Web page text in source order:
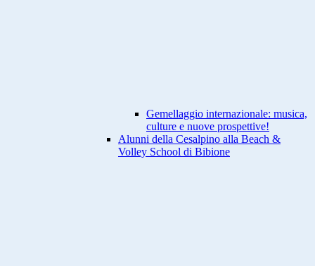
Gemellaggio internazionale: musica,
culture e nuove prospettive!
Alunni della Cesalpino alla Beach &
Volley School di Bibione